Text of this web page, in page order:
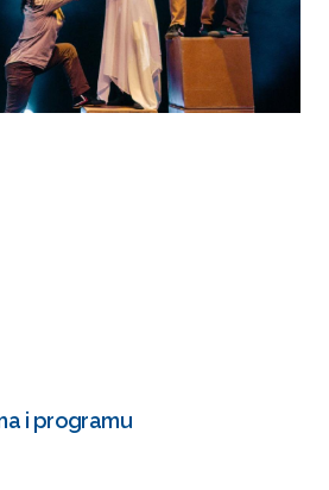
i programu